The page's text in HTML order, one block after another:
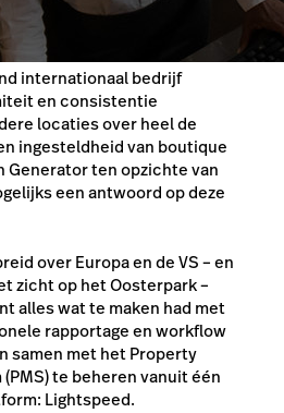
internationaal bedrijf
en consistentie
locaties over heel de
ingesteldheid van boutique
ten opzichte van
een antwoord op deze
over Europa en de VS – en
zicht op het Oosterpark –
alles wat te maken had met
rapportage en workflow
samen met het Property
te beheren vanuit één
Lightspeed.